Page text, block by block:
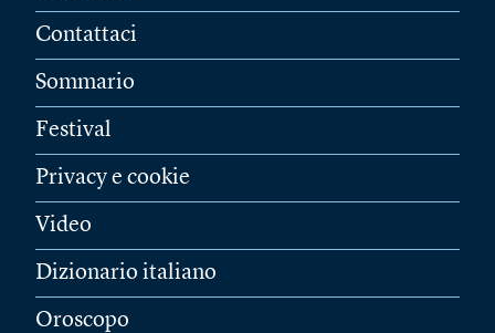
Contattaci
Sommario
Festival
Privacy e cookie
Video
Dizionario italiano
Oroscopo